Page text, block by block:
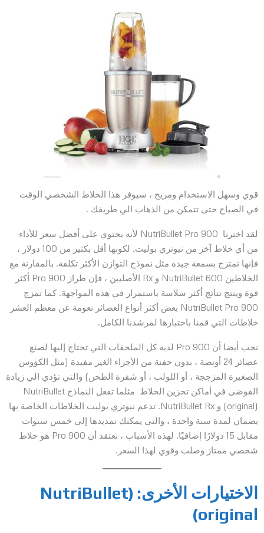
قوي وسهل الاستخدام ومريح ، سيوفر هذا الخلاط الشخصي الوقت
في الصباح حتى تتمكن من الذهاب الي طريقك .
لقد اخترنا NutriBullet Pro 900 لأنه يحتوي على أفضل سعر للأداء
من أي خلاط آخر من نيوتري بوليت. لكونها أقل بكثير من 100 دولار ،
فإنها تمتزج بسمعة جيدة مثل نموذج التوازن الأكثر تكلفة. بالمقارنة مع
الخلاطين NutriBullet 600 و Rx الأصليين ، فإن طراز Pro 900 أكثر
قوة وينتج نتائج أكثر سلاسة باستمرار في هذه المواجهة. كما تمزج
NutriBullet Pro 900 بعض أكثر أنواع العصائر نعومة عن معظم العشر
خلاطات التي قمنا باختبارها لمرشدنا الكامل.
نحب أيضا أن Pro 900 لديه كل الملحقات التي تحتاج إليها لصنع
عصائر 24 أونصة ، بدون حفنة من الأجزاء الغير مفيدة (مثل الكؤوس
الصغيرة المزججة ، أو اللولب ، أو شفرة الطحن) والتي تؤدي الي زيادة
الفوضى في أماكن تخزين الخلاط مثلما تفعل النماذج NutriBullet
(original) و NutriBullet Rx. تدعم نيوتري بوليت الخلاطات الخاصة بها
بضمان لمدة سنة واحدة ، والتي يمكنك تمديدها إلى خمس سنوات
مقابل 15 دولارًا إضافيًا. لهذه الأسباب ، نعتقد أن Pro 900 هو خلاط
شخصي ممتاز وصلب وقوي لهذا السعر.
الاختيارات الأخرى: (NutriBullet
(original